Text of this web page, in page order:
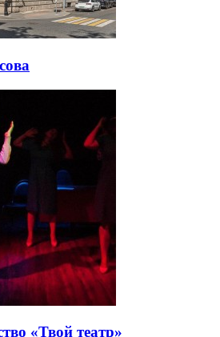
«Твой театр»